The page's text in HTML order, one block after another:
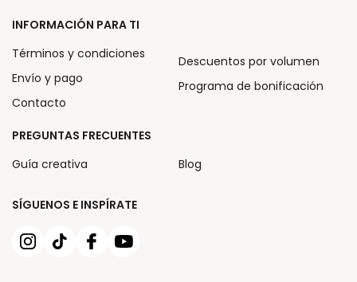
SÍGUENOS E INSPÍRATE
INFORMACIÓN PARA TI
Términos y condiciones
Envío y pago
Contacto
Descuentos por volumen
Programa de bonificación
PREGUNTAS FRECUENTES
Guía creativa
Blog